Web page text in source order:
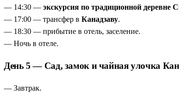
— 14:30 — экскурсия по традиционной деревне
— 17:00 — трансфер в Канадзаву.
— 18:30 — прибытие в отель, заселение.
— Ночь в отеле.
День 5 — Сад, замок и чайная улочка
— Завтрак.